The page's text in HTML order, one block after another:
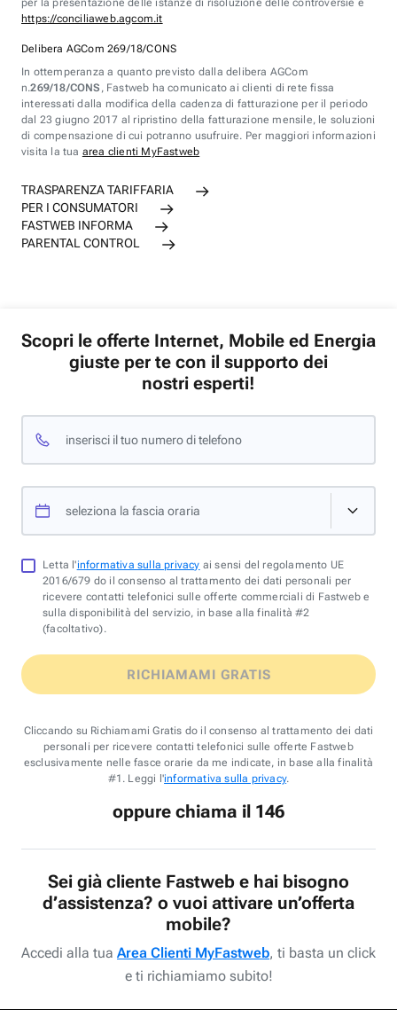
per la presentazione delle istanze di risoluzione delle controversie è
https://conciliaweb.agcom.it
Delibera AGCom 269/18/CONS
In ottemperanza a quanto previsto dalla delibera AGCom
n.269/18/CONS , Fastweb ha comunicato ai clienti di rete fissa
interessati dalla modifica della cadenza di fatturazione per il periodo
dal 23 giugno 2017 al ripristino della fatturazione mensile, le soluzioni
di compensazione di cui potranno usufruire. Per maggiori informazioni
visita la tua area clienti MyFastweb
TRASPARENZA TARIFFARIA
PER I CONSUMATORI
FASTWEB INFORMA
PARENTAL CONTROL
Scopri le offerte Internet, Mobile ed Energia
giuste per te con il supporto dei
nostri esperti!
inserisci il tuo numero di telefono
seleziona la fascia oraria
Letta l'informativa sulla privacy ai sensi del regolamento UE
2016/679 do il consenso al trattamento dei dati personali per
ricevere contatti telefonici sulle offerte commerciali di Fastweb e
sulla disponibilità del servizio, in base alla finalità #2
(facoltativo).
RICHIAMAMI GRATIS
Cliccando su Richiamami Gratis do il consenso al trattamento dei dati
personali per ricevere contatti telefonici sulle offerte Fastweb
esclusivamente nelle fasce orarie da me indicate, in base alla finalità
#1. Leggi l'informativa sulla privacy.
oppure chiama il 146
Sei già cliente Fastweb e hai bisogno
d’assistenza? o vuoi attivare un’offerta
mobile?
Accedi alla tua Area Clienti MyFastweb, ti basta un click
e ti richiamiamo subito!